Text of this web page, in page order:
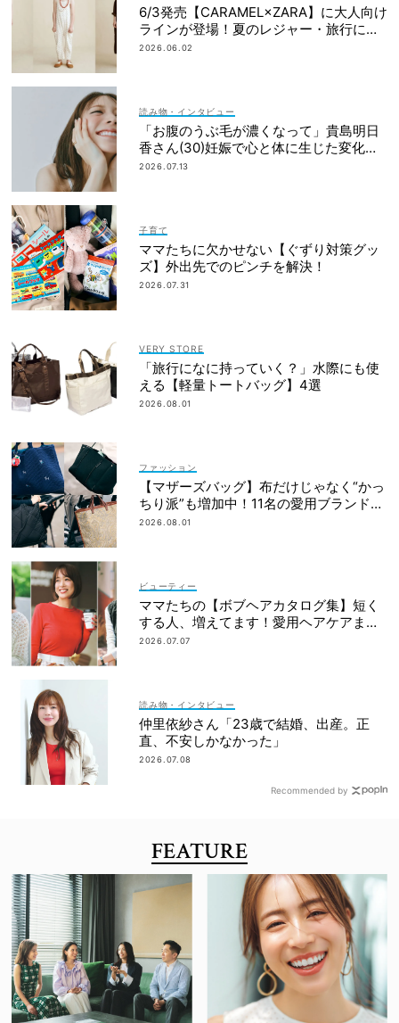
6/3発売【CARAMEL×ZARA】に大人向け
ラインが登場！夏のレジャー・旅行にも
おすすめ
2026.06.02
読み物・インタビュー
「お腹のうぶ毛が濃くなって」貴島明日
香さん(30)妊娠で心と体に生じた変化も
「愛しいです」
2026.07.13
子育て
ママたちに欠かせない【ぐずり対策グッ
ズ】外出先でのピンチを解決！
2026.07.31
VERY STORE
「旅行になに持っていく？」水際にも使
える【軽量トートバッグ】4選
2026.08.01
ファッション
【マザーズバッグ】布だけじゃなく“かっ
ちり派”も増加中！11名の愛用ブランド
は？
2026.08.01
ビューティー
ママたちの【ボブヘアカタログ集】短く
する人、増えてます！愛用ヘアケアまで
全部見せ
2026.07.07
読み物・インタビュー
仲里依紗さん「23歳で結婚、出産。正
直、不安しかなかった」
2026.07.08
Recommended by
FEATURE